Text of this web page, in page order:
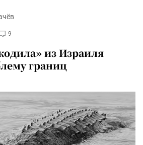
9
из Израиля
границ